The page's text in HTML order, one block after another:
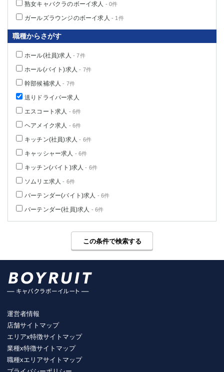
熟女キャバクラのボーイ求人 - 0件
ガールズラウンジのボーイ求人 - 1件
職種からさがす
ホール(社員)求人 - 7件
ホール(バイト)求人 - 7件
幹部候補求人 - 7件
送りドライバー求人
エスコート求人 - 6件
ヘアメイク求人 - 6件
キッチン(社員)求人 - 6件
キャッシャー求人 - 6件
キッチン(バイト)求人 - 6件
ソムリエ求人 - 6件
バーテンダー(バイト)求人 - 6件
バーテンダー(社員)求人 - 6件
この条件で検索する
運営者情報
店舗サイトマップ
エリアx特徴サイトマップ
業種x特徴サイトマップ
職種xエリアサイトマップ